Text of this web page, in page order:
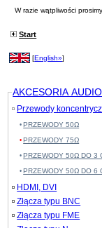
W razie wątpliwości
Start
[English»]
AKCESORIA
Przewody
PRZEWODY 50Ω
PRZEWODY 75Ω
PRZEWODY 50Ω DO 3
PRZEWODY 50Ω DO 6
HDMI, DVI
Złącza typu BNC
Złącza typu FME